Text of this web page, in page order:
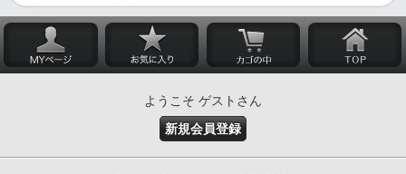
ようこそ ゲストさん
新規会員登録